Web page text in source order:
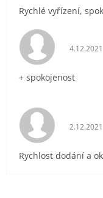
Rychlé vyřízení,
4.12.2021
+ spokojenost
2.12.2021
Rychlost dodání a